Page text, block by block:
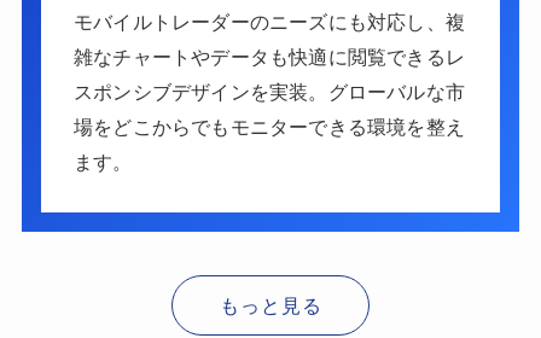
モバイルトレーダーのニーズにも対応し、複
雑なチャートやデータも快適に閲覧できるレ
スポンシブデザインを実装。グローバルな市
場をどこからでもモニターできる環境を整え
ます。
もっと見る